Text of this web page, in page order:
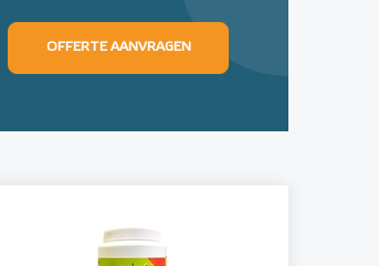
OFFERTE AANVRAGEN